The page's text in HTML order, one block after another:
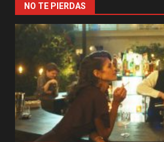
NO TE PIERDAS